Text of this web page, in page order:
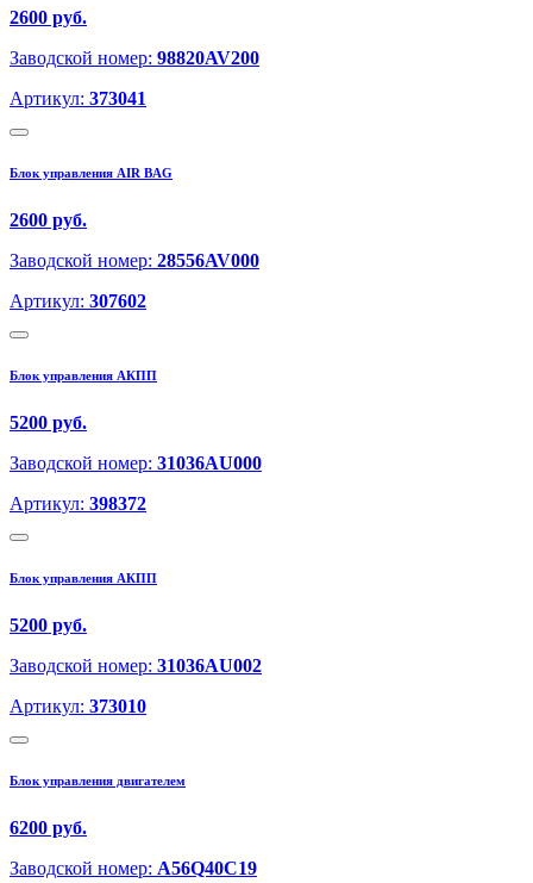
2600 руб.
Заводской номер: 98820AV200
Артикул: 373041
Блок управления AIR BAG
2600 руб.
Заводской номер: 28556AV000
Артикул: 307602
Блок управления АКПП
5200 руб.
Заводской номер: 31036AU000
Артикул: 398372
Блок управления АКПП
5200 руб.
Заводской номер: 31036AU002
Артикул: 373010
Блок управления двигателем
6200 руб.
Заводской номер: A56Q40C19